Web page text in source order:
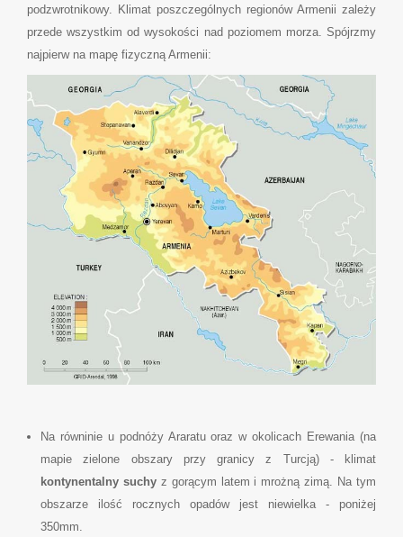
podzwrotnikowy. Klimat poszczególnych regionów Armenii zależy
przede wszystkim od wysokości nad poziomem morza. Spójrzmy
najpierw na mapę fizyczną Armenii:
Na równinie u podnóży Araratu oraz w okolicach Erewania (na
mapie zielone obszary przy granicy z Turcją) - klimat
kontynentalny suchyz gorącym latem i mrożną zimą. Na tym
obszarze ilość rocznych opadów jest niewielka - poniżej
350mm.